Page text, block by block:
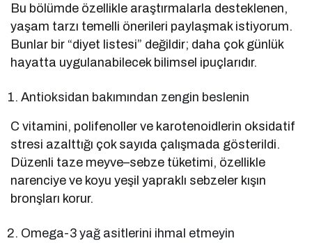
Bu bölümde özellikle araştırmalarla desteklenen,
yaşam tarzı temelli önerileri paylaşmak istiyorum.
Bunlar bir “diyet listesi” değildir; daha çok günlük
hayatta uygulanabilecek bilimsel ipuçlarıdır.
Antioksidan bakımından zengin beslenin
C vitamini, polifenoller ve karotenoidlerin oksidatif
stresi azalttığı çok sayıda çalışmada gösterildi.
Düzenli taze meyve–sebze tüketimi, özellikle
narenciye ve koyu yeşil yapraklı sebzeler kışın
bronşları korur.
Omega-3 yağ asitlerini ihmal etmeyin